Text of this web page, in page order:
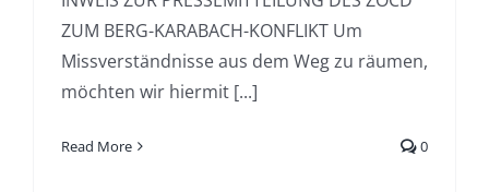
ZUM BERG-KARABACH-KONFLIKT Um
Missverständnisse aus dem Weg zu räumen,
möchten wir hiermit [...]
Read More 0